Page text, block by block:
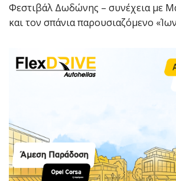
Φεστιβάλ Δωδώνης – συνέχεια με
και τον σπάνια παρουσιαζόμενο